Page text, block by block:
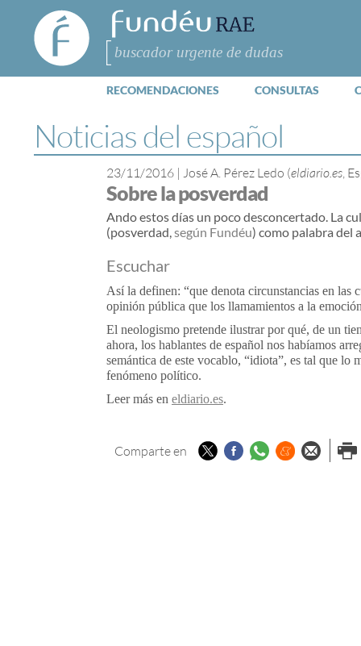
FundéuRAE
- Fundación
del Español
Urgente
Buscar
RECOMENDACIONES CONSULTAS
Noticias del español
23/11/2016 | José A. Pérez Ledo (eldiario.es,
Sobre la posverdad
Ando estos días un poco desconcertado. La
(posverdad,según Fundéu) como palabra del
Escuchar
Así la definen: “que denota circunstancias en las
opinión pública que los llamamientos a la
El neologismo pretende ilustrar por qué, de un
ahora, los hablantes de español nos habíamos
semántica de este vocablo, “idiota”, es tal que
fenómeno político.
Leer más en eldiario.es.
Comparte en TwitterFacebook
Whatsapp
Menéame
Enviar